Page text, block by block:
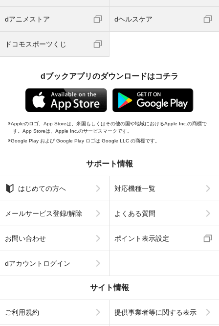
dアニメストア dヘルスケア
ドコモスポーツくじ
dブックアプリのダウンロードはコチラ
Appleのロゴ、App Storeは、米国もしくはその他の国や地域におけるApple Inc.の商標で
す。App Storeは、Apple Inc.のサービスマークです。
Google Play および Google Play ロゴは Google LLC の商標です。
サポート情報
はじめての方へ 対応機種一覧
メールサービス登録/解除 よくある質問
お問い合わせ ポイント表示設定
dアカウントログイン
サイト情報
ご利用規約 提供事業者等に関する表示